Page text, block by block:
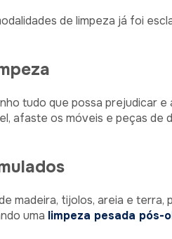
de limpeza já foi
tudo que possa prejudicar
afaste os móveis e peças
madeira, tijolos, areia e
uma limpeza pesada pós-